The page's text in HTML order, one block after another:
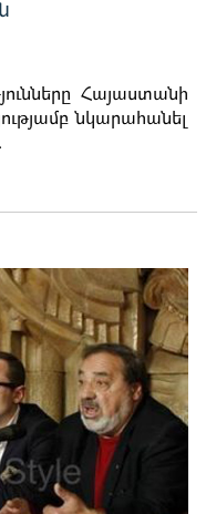
Հայաստանի
նկարահանել